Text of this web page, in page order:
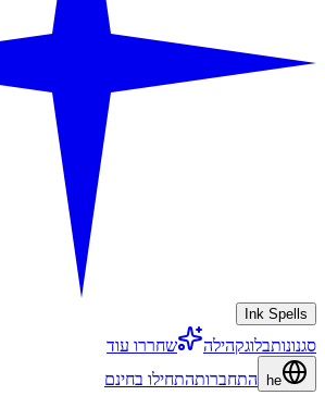
Ink Spells
סגנונותבלוגקהילה שחררו עוד
he התחברותהתחילו בחינם